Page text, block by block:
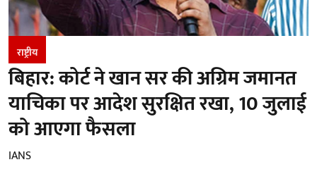
राष्ट्रीय
बिहार: कोर्ट ने खान सर की अग्रिम जमानत
याचिका पर आदेश सुरक्षित रखा, 10 जुलाई
को आएगा फैसला
IANS